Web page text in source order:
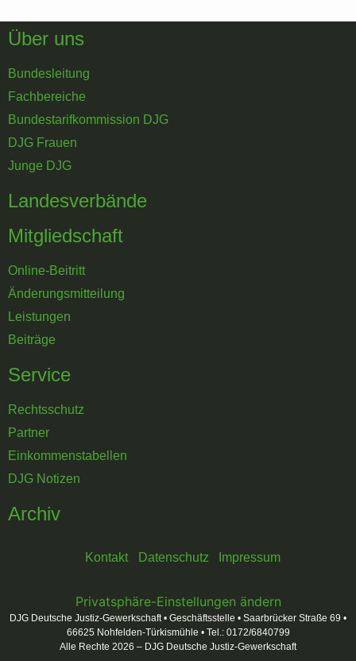
Über uns
Bundesleitung
Fachbereiche
Bundestarifkommission DJG
DJG Frauen
Junge DJG
Landesverbände
Mitgliedschaft
Online-Beitritt
Änderungsmitteilung
Leistungen
Beiträge
Service
Rechtsschutz
Partner
Einkommenstabellen
DJG Notizen
Archiv
Kontakt Datenschutz Impressum
Privatsphäre-Einstellungen ändern
DJG Deutsche Justiz-Gewerkschaft • Geschäftsstelle • Saarbrücker Straße 69 •
66625 Nohfelden-Türkismühle • Tel.: 0172/6840799
Alle Rechte 2026 – DJG Deutsche Justiz-Gewerkschaft